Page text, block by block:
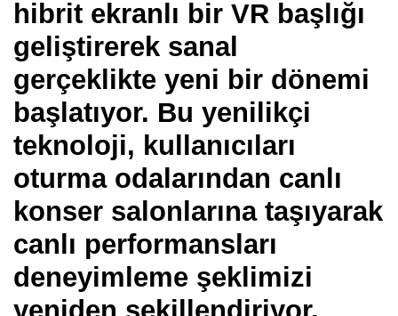
hibrit ekranlı bir VR başlığı
geliştirerek sanal
gerçeklikte yeni bir dönemi
başlatıyor. Bu yenilikçi
teknoloji, kullanıcıları
oturma odalarından canlı
konser salonlarına taşıyarak
canlı performansları
deneyimleme şeklimizi